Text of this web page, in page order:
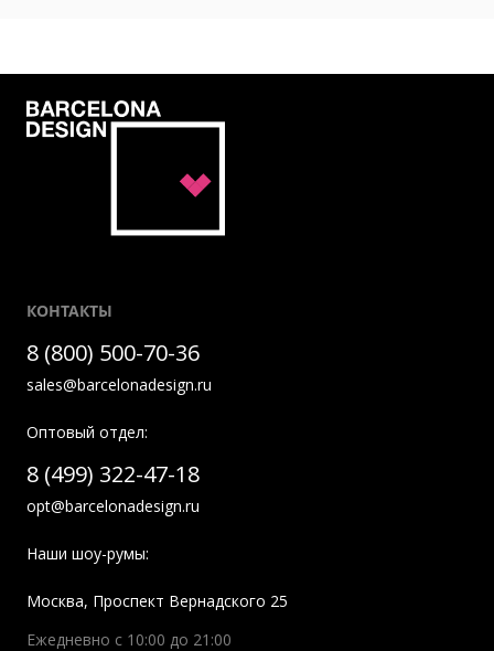
КОНТАКТЫ
8 (800) 500-70-36
sales@barcelonadesign.ru
Оптовый отдел:
8 (499) 322-47-18
opt@barcelonadesign.ru
Наши шоу-румы:
Москва, Проспект Вернадского 25
Ежедневно с 10:00 до 21:00